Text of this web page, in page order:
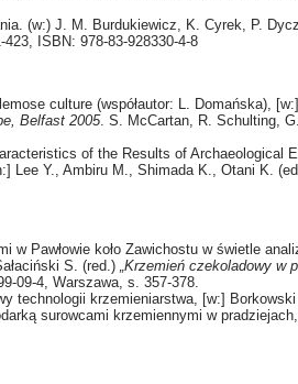
(w:) J. M. Burdukiewicz, K. Cyrek, P.
423, ISBN: 978-83-928330-4-8
culture (współautor: L. Domańska), [w:]
Belfast 2005. S. McCartan, R. Schulting,
of the Results of Archaeological
Lee Y., Ambiru M., Shimada K., Otani K.
Pawłowie koło Zawichostu w świetle
S. (red.) „Krzemień czekoladowy w
09-4, Warszawa, s. 357-378.
technologii krzemieniarstwa, [w:]
surowcami krzemiennymi w